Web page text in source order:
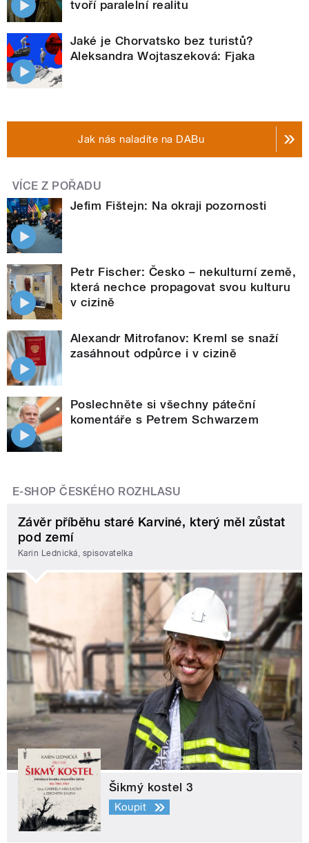
tvoří paralelní realitu
Jaké je Chorvatsko bez turistů?
Aleksandra Wojtaszeková: Fjaka
Jak nás naladíte na DABu
VÍCE Z POŘADU
Jefim Fištejn: Na okraji pozornosti
Petr Fischer: Česko – nekulturní země,
která nechce propagovat svou kulturu
v cizině
Alexandr Mitrofanov: Kreml se snaží
zasáhnout odpůrce i v cizině
Poslechněte si všechny páteční
komentáře s Petrem Schwarzem
E-SHOP ČESKÉHO ROZHLASU
Závěr příběhu staré Karviné, který měl zůstat
pod zemí
Karin Lednická, spisovatelka
Šikmý kostel 3
Koupit